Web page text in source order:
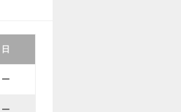
日
ー
ー